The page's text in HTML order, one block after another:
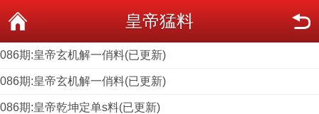
皇帝猛料
086期:皇帝玄机解一俏料(已更新)
086期:皇帝玄机解一俏料(已更新)
086期:皇帝乾坤定单s料(已更新)